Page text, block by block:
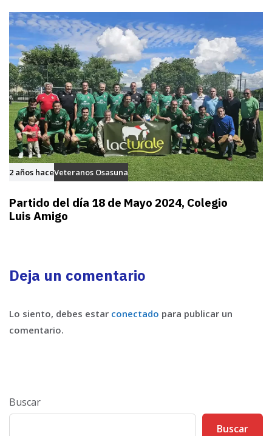
2 años haceVeteranos Osasuna
Partido del día 18 de Mayo 2024, Colegio
Luis Amigo
Deja un comentario
Lo siento, debes estar conectado para publicar un
comentario.
Buscar
Buscar